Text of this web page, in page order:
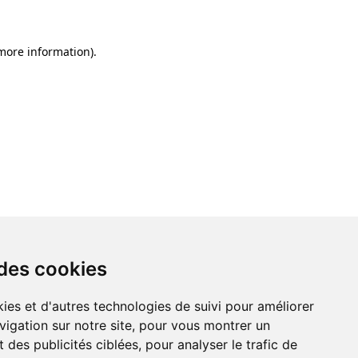
cookies
et d'autres technologies de suivi pour améliorer
sur notre site, pour vous montrer un
des publicités ciblées, pour analyser le trafic de
information).